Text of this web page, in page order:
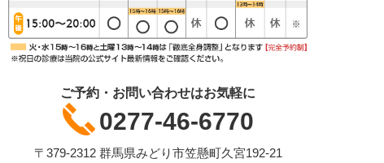
ご予約・お問い合わせはお気軽に
0277-46-6770
〒379-2312 群馬県みどり市笠懸町久宮192-21